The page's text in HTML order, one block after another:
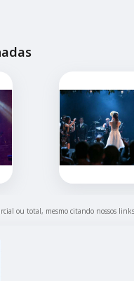
ou total, mesmo citando nossos